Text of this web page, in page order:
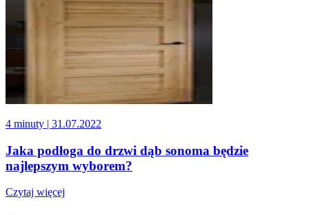
4 minuty | 31.07.2022
Jaka podłoga do drzwi dąb sonoma będzie
najlepszym wyborem?
Czytaj więcej